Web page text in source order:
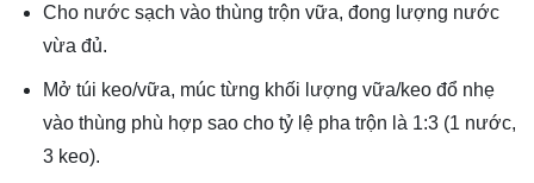
Cho nước sạch vào thùng trộn vữa, đong lượng nước
vừa đủ.
Mở túi keo/vữa, múc từng khối lượng vữa/keo đổ nhẹ
vào thùng phù hợp sao cho tỷ lệ pha trộn là 1:3 (1 nước,
3 keo).